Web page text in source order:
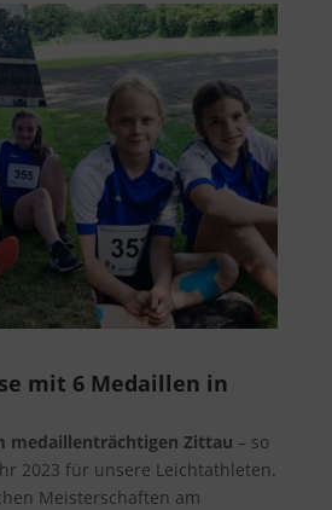
mit 6 Medaillen in
medaillenträchtigen Zittau – so
2023 für unsere Leichtathleten.
Meisterschaften am